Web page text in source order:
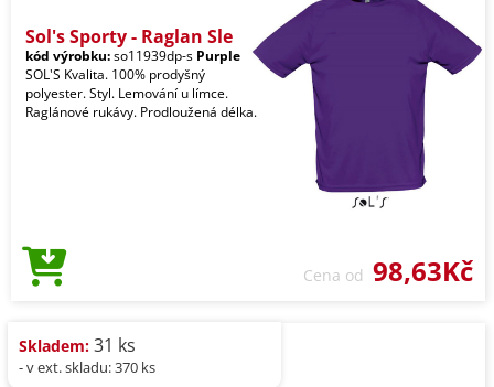
Sol's Sporty - Raglan Sle
kód výrobku:so11939dp-s Purple
SOL'S Kvalita. 100% prodyšný
polyester. Styl. Lemování u límce.
Raglánové rukávy. Prodloužená délka.
Cena od 98,63Kč
Skladem: 31 ks
- v ext. skladu: 370 ks